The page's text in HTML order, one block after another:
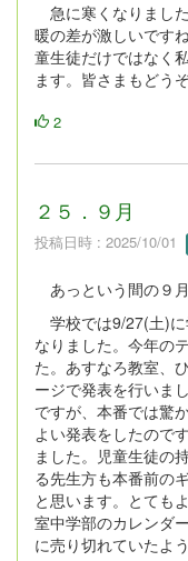
急に寒くなりまし
暖の差が激しいです
童生徒だけではなく
ます。皆さまもどう
2
２５．９月
投稿日時 : 2025/10/01
あっという間の９月
学校では9/27(土)に
なりました。今年の
た。あすなろ教室、
ージで発表を行いま
ですが、本番では驚
よい発表をしたので
ました。児童生徒の
る先生方も本番前の
と思います。とても
室中学部のカレンダ
に売り切れていたよう